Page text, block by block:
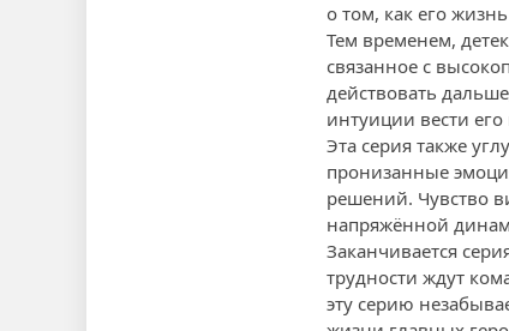
о том, как его
Тем временем,
связанное с
действовать
интуиции вести
Эта серия также
пронизанные
решений. Чувство
напряжённой
Заканчивается
трудности ждут
эту серию